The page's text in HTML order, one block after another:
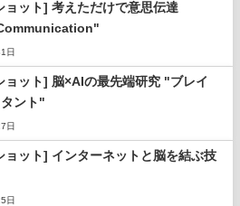
ョット] 考えただけで意思伝達
日
ョット] 脳×AIの最先端研究 "ブレイ
ント"
日
ョット] インターネットと脳を結ぶ技
日